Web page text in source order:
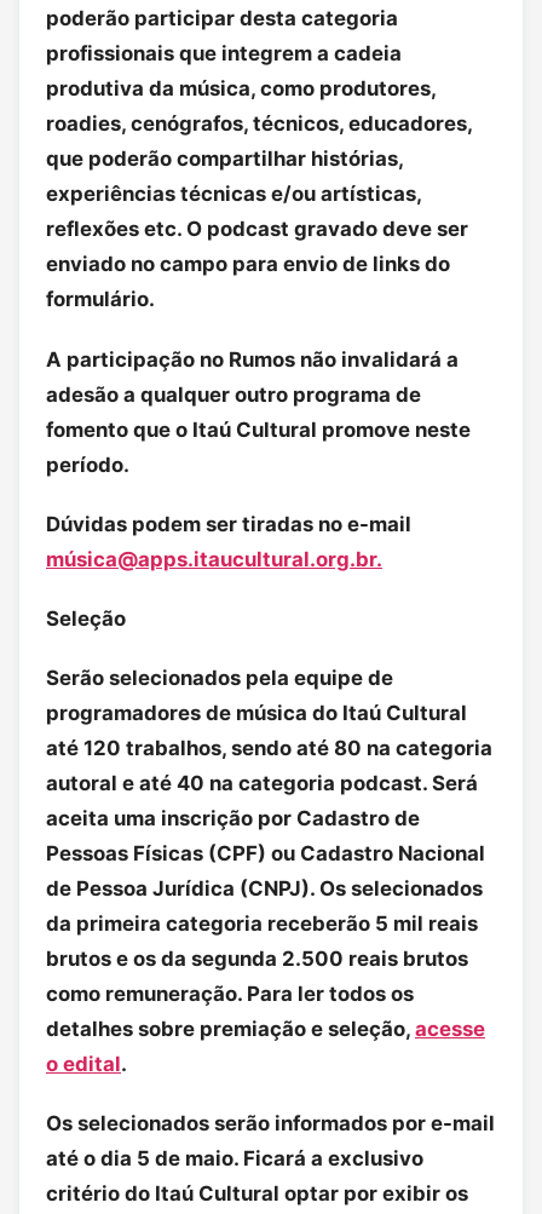
poderão participar desta categoria
profissionais que integrem a cadeia
produtiva da música, como produtores,
roadies, cenógrafos, técnicos, educadores,
que poderão compartilhar histórias,
experiências técnicas e/ou artísticas,
reflexões etc. O podcast gravado deve ser
enviado no campo para envio de links do
formulário.
A participação no Rumos não invalidará a
adesão a qualquer outro programa de
fomento que o Itaú Cultural promove neste
período.
Dúvidas podem ser tiradas no e-mail
música@apps.itaucultural.org.br.
Seleção
Serão selecionados pela equipe de
programadores de música do Itaú Cultural
até 120 trabalhos, sendo até 80 na categoria
autoral e até 40 na categoria podcast. Será
aceita uma inscrição por Cadastro de
Pessoas Físicas (CPF) ou Cadastro Nacional
de Pessoa Jurídica (CNPJ). Os selecionados
da primeira categoria receberão 5 mil reais
brutos e os da segunda 2.500 reais brutos
como remuneração. Para ler todos os
detalhes sobre premiação e seleção, acesse
o edital.
Os selecionados serão informados por e-mail
até o dia 5 de maio. Ficará a exclusivo
critério do Itaú Cultural optar por exibir os